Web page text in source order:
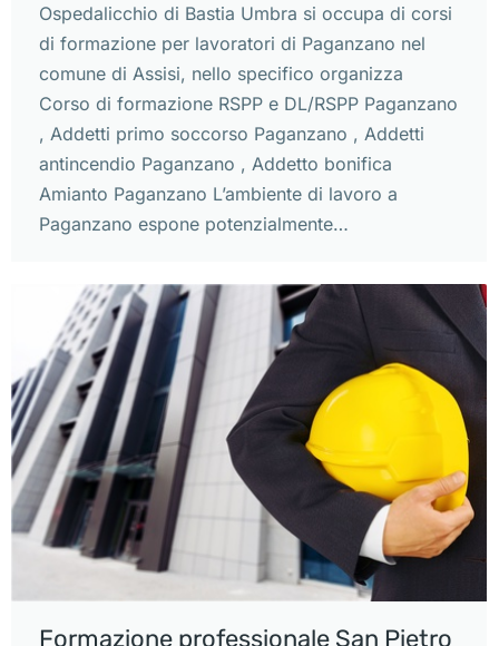
Ospedalicchio di Bastia Umbra si occupa di corsi
di formazione per lavoratori di Paganzano nel
comune di Assisi, nello specifico organizza
Corso di formazione RSPP e DL/RSPP Paganzano
, Addetti primo soccorso Paganzano , Addetti
antincendio Paganzano , Addetto bonifica
Amianto Paganzano L’ambiente di lavoro a
Paganzano espone potenzialmente…
Formazione professionale San Pietro